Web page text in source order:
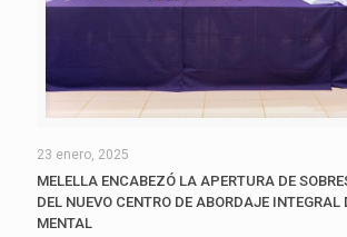
23 enero, 2025
MELELLA ENCABEZÓ LA APERTURA DE
DEL NUEVO CENTRO DE ABORDAJE INTEGRAL
MENTAL